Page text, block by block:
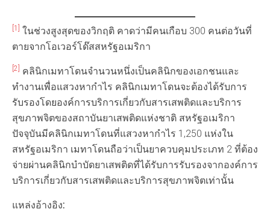
[1]
ในช่วงสูงสุดของวิกฤติ คาดว่ามีคนเกือบ 300 คนต่อวันที่
ตายจากโอเวอร์โด๊สสหรัฐอเมริกา
[2]
คลินิกเมทาโดนจำนวนหนึ่งเป็นคลินิกของเอกชนและ
ทำงานเพื่อแสวงหากำไร คลินิกเมทาโดนจะต้องได้รับการ
รับรองโดยองค์การบริการเกี่ยวกับสารเสพติดและบริการ
สุขภาพจิตของสถาบันยาเสพติดแห่งชาติ สหรัฐอเมริกา
ปัจจุบันมีคลินิกเมทาโดนที่แสวงหากำไร 1,250 แห่งใน
สหรัฐอเมริกา เมทาโดนถือว่าเป็นยาควบคุมประเภท 2 ที่ต้อง
จ่ายผ่านคลินิกบำบัดยาเสพติดที่ได้รับการรับรองจากองค์การ
บริการเกี่ยวกับสารเสพติดและบริการสุขภาพจิตเท่านั้น
แหล่งอ้างอิง: